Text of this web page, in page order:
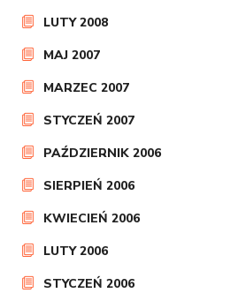
LUTY 2008
MAJ 2007
MARZEC 2007
STYCZEŃ 2007
PAŹDZIERNIK 2006
SIERPIEŃ 2006
KWIECIEŃ 2006
LUTY 2006
STYCZEŃ 2006